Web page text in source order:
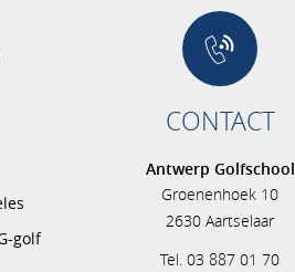
golf
CONTACT
Antwerp Golfschool
Groenenhoek 10
2630 Aartselaar
Tel. 03 887 01 70